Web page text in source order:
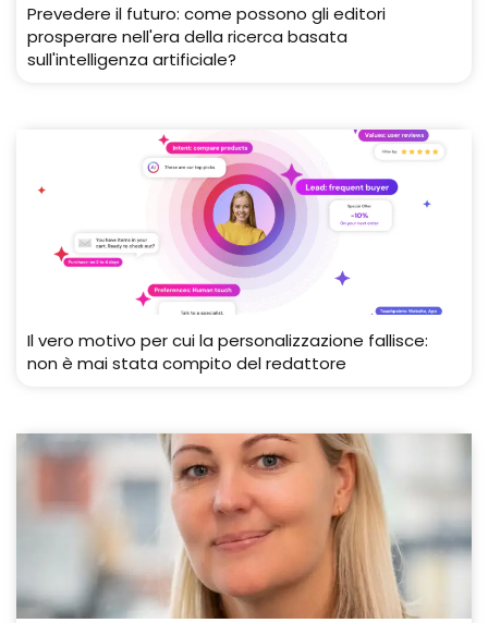
Prevedere il futuro: come possono gli editori
prosperare nell'era della ricerca basata
sull'intelligenza artificiale?
Il vero motivo per cui la personalizzazione fallisce:
non è mai stata compito del redattore